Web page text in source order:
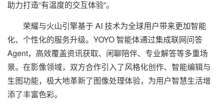
助力打造“有温度的交互体验”。
荣耀与火山引擎基于 AI 技术为全球用户带来更加智能
化、个性化的服务升级。YOYO 智能体通过集成联网问答
Agent，高效覆盖资讯获取、闲聊陪伴、专业解答等多重场
景。在影像领域，双方合作引入了风格化创作、智能编辑与
生图功能，极大地革新了图像处理体验，为用户智慧生活增
添了丰富色彩。